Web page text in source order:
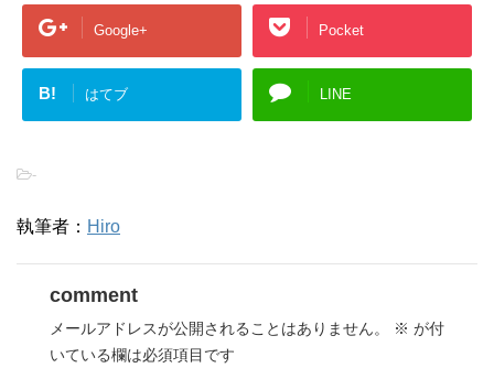
Google+ Pocket
B! はてブ LINE
-
執筆者： Hiro
comment
メールアドレスが公開されることはありません。 ※ が付
いている欄は必須項目です